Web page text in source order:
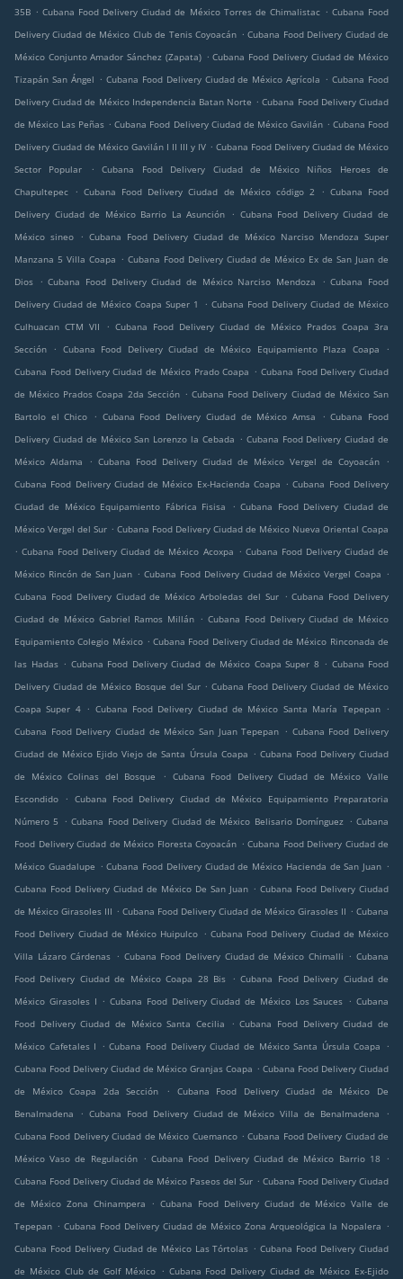
35B . Cubana Food Delivery Ciudad de México Torres de Chimalistac . Cubana Food
Delivery Ciudad de México Club de Tenis Coyoacán . Cubana Food Delivery Ciudad de
México Conjunto Amador Sánchez (Zapata) . Cubana Food Delivery Ciudad de México
Tizapán San Ángel . Cubana Food Delivery Ciudad de México Agrícola . Cubana Food
Delivery Ciudad de México Independencia Batan Norte . Cubana Food Delivery Ciudad
de México Las Peñas . Cubana Food Delivery Ciudad de México Gavilán . Cubana Food
Delivery Ciudad de México Gavilán I II III y IV . Cubana Food Delivery Ciudad de México
Sector Popular
.
Cubana Food Delivery Ciudad de México Niños Heroes de
Chapultepec
. Cubana Food Delivery Ciudad de México código 2 . Cubana Food
Delivery Ciudad de México Barrio La Asunción
. Cubana Food Delivery Ciudad de
México sineo
. Cubana Food Delivery Ciudad de México Narciso Mendoza Super
Manzana 5 Villa Coapa . Cubana Food Delivery Ciudad de México Ex de San Juan de
Dios
. Cubana Food Delivery Ciudad de México Narciso Mendoza . Cubana Food
Delivery Ciudad de México Coapa Super 1
. Cubana Food Delivery Ciudad de México
Culhuacan CTM VII
. Cubana Food Delivery Ciudad de México Prados Coapa 3ra
Sección
. Cubana Food Delivery Ciudad de México Equipamiento Plaza Coapa
.
Cubana Food Delivery Ciudad de México Prado Coapa . Cubana Food Delivery Ciudad
de México Prados Coapa 2da Sección . Cubana Food Delivery Ciudad de México San
Bartolo el Chico
. Cubana Food Delivery Ciudad de México Amsa . Cubana Food
Delivery Ciudad de México San Lorenzo la Cebada . Cubana Food Delivery Ciudad de
México Aldama
. Cubana Food Delivery Ciudad de México Vergel de Coyoacán
.
Cubana Food Delivery Ciudad de México Ex-Hacienda Coapa . Cubana Food Delivery
Ciudad de México Equipamiento Fábrica Fisisa
. Cubana Food Delivery Ciudad de
México Vergel del Sur . Cubana Food Delivery Ciudad de México Nueva Oriental Coapa
. Cubana Food Delivery Ciudad de México Acoxpa . Cubana Food Delivery Ciudad de
México Rincón de San Juan . Cubana Food Delivery Ciudad de México Vergel Coapa .
Cubana Food Delivery Ciudad de México Arboledas del Sur . Cubana Food Delivery
Ciudad de México Gabriel Ramos Millán . Cubana Food Delivery Ciudad de México
Equipamiento Colegio México . Cubana Food Delivery Ciudad de México Rinconada de
las Hadas . Cubana Food Delivery Ciudad de México Coapa Super 8 . Cubana Food
Delivery Ciudad de México Bosque del Sur . Cubana Food Delivery Ciudad de México
Coapa Super 4 . Cubana Food Delivery Ciudad de México Santa María Tepepan .
Cubana Food Delivery Ciudad de México San Juan Tepepan . Cubana Food Delivery
Ciudad de México Ejido Viejo de Santa Úrsula Coapa . Cubana Food Delivery Ciudad
de México Colinas del Bosque
. Cubana Food Delivery Ciudad de México Valle
Escondido
. Cubana Food Delivery Ciudad de México Equipamiento Preparatoria
Número 5
. Cubana Food Delivery Ciudad de México Belisario Domínguez . Cubana
Food Delivery Ciudad de México Floresta Coyoacán . Cubana Food Delivery Ciudad de
México Guadalupe . Cubana Food Delivery Ciudad de México Hacienda de San Juan .
Cubana Food Delivery Ciudad de México De San Juan . Cubana Food Delivery Ciudad
de México Girasoles III . Cubana Food Delivery Ciudad de México Girasoles II . Cubana
Food Delivery Ciudad de México Huipulco . Cubana Food Delivery Ciudad de México
Villa Lázaro Cárdenas . Cubana Food Delivery Ciudad de México Chimalli . Cubana
Food Delivery Ciudad de México Coapa 28 Bis
. Cubana Food Delivery Ciudad de
México Girasoles I . Cubana Food Delivery Ciudad de México Los Sauces . Cubana
Food Delivery Ciudad de México Santa Cecilia
. Cubana Food Delivery Ciudad de
México Cafetales I
. Cubana Food Delivery Ciudad de México Santa Úrsula Coapa
.
Cubana Food Delivery Ciudad de México Granjas Coapa . Cubana Food Delivery Ciudad
de México Coapa 2da Sección
.
Cubana Food Delivery Ciudad de México De
Benalmadena
. Cubana Food Delivery Ciudad de México Villa de Benalmadena
.
Cubana Food Delivery Ciudad de México Cuemanco . Cubana Food Delivery Ciudad de
México Vaso de Regulación . Cubana Food Delivery Ciudad de México Barrio 18
.
Cubana Food Delivery Ciudad de México Paseos del Sur . Cubana Food Delivery Ciudad
de México Zona Chinampera
. Cubana Food Delivery Ciudad de México Valle de
Tepepan . Cubana Food Delivery Ciudad de México Zona Arqueológica la Nopalera .
Cubana Food Delivery Ciudad de México Las Tórtolas . Cubana Food Delivery Ciudad
de México Club de Golf México . Cubana Food Delivery Ciudad de México Ex-Ejido